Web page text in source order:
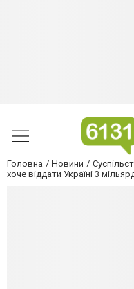
Головна Новини
хоче віддати Україні 3